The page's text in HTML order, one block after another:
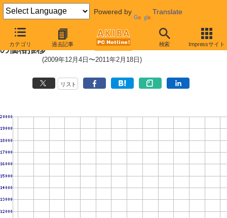
Powered by Translate
カテゴリ 過去記事 検索 Impressサイト
Core i5-2400 (3.10GHz,TDP 95W)
の価格推移
(2009年12月4日〜2011年2月18日)
リスト